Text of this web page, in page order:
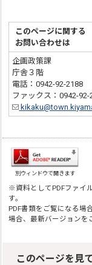
このページに関する
お問い合わせは
企画政策課
庁舎３階
電話：0942-92-2188
ファックス：0942-92-
別ウィンドウで開きます
※資料としてPDFファイ
す。
PDF書類をご覧になる場
場合、最新バージョンを
このページを見